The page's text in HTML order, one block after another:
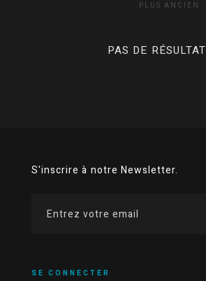
PLUS ANCIEN
PAS DE RÉSULTAT
S'inscrire à notre Newsletter.
SE CONNECTER